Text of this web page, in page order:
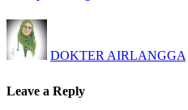
DOKTER AIRLANGGA
Leave a Reply